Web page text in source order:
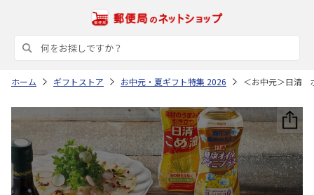
ホーム ギフトストア お中元・夏ギフト特集 2026 ＜お中元＞日清